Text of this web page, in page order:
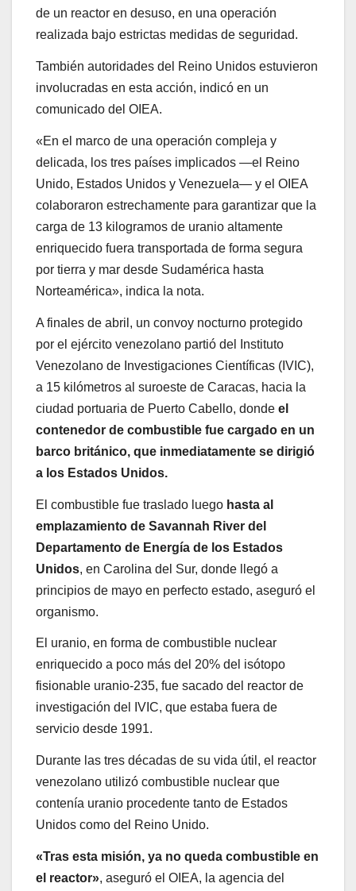
de un reactor en desuso, en una operación
realizada bajo estrictas medidas de seguridad.
También autoridades del Reino Unidos estuvieron
involucradas en esta acción, indicó en un
comunicado del OIEA.
«En el marco de una operación compleja y
delicada, los tres países implicados —el Reino
Unido, Estados Unidos y Venezuela— y el OIEA
colaboraron estrechamente para garantizar que la
carga de 13 kilogramos de uranio altamente
enriquecido fuera transportada de forma segura
por tierra y mar desde Sudamérica hasta
Norteamérica», indica la nota.
A finales de abril, un convoy nocturno protegido
por el ejército venezolano partió del Instituto
Venezolano de Investigaciones Científicas (IVIC),
a 15 kilómetros al suroeste de Caracas, hacia la
ciudad portuaria de Puerto Cabello, donde el
contenedor de combustible fue cargado en un
barco británico, que inmediatamente se dirigió
a los Estados Unidos.
El combustible fue traslado luego hasta al
emplazamiento de Savannah River del
Departamento de Energía de los Estados
Unidos, en Carolina del Sur, donde llegó a
principios de mayo en perfecto estado, aseguró el
organismo.
El uranio, en forma de combustible nuclear
enriquecido a poco más del 20% del isótopo
fisionable uranio-235, fue sacado del reactor de
investigación del IVIC, que estaba fuera de
servicio desde 1991.
Durante las tres décadas de su vida útil, el reactor
venezolano utilizó combustible nuclear que
contenía uranio procedente tanto de Estados
Unidos como del Reino Unido.
«Tras esta misión, ya no queda combustible en
el reactor», aseguró el OIEA, la agencia del